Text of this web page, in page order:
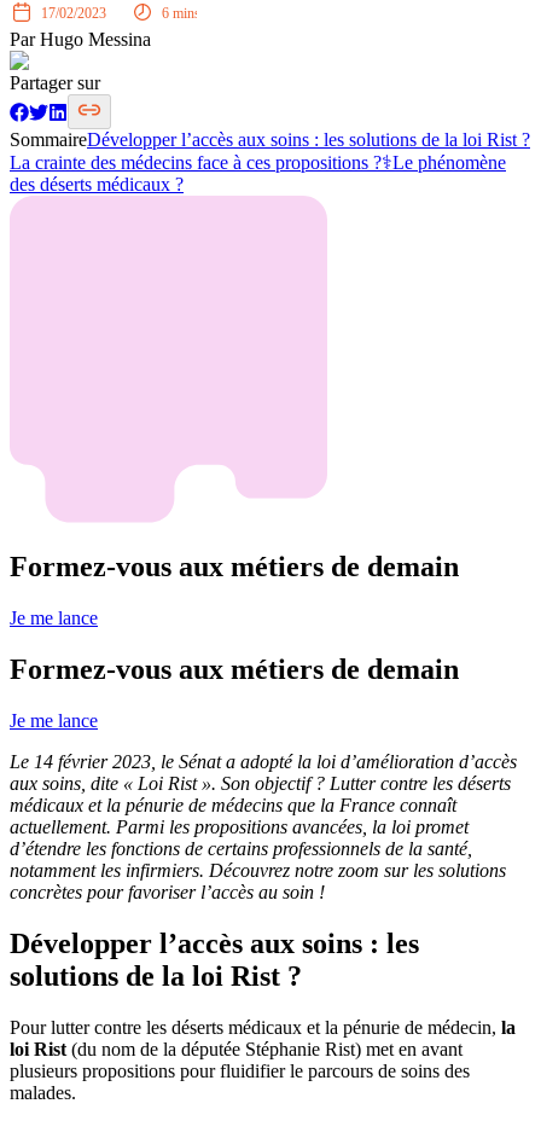
17/02/2023 6 mins
ParHugo Messina
Partager sur
SommaireDévelopper l’accès aux soins : les solutions de la loi Rist ?
La crainte des médecins face à ces propositions ?‍⚕️Le phénomène
des déserts médicaux ?️
Formez-vous aux métiers de demain
Je me lance
Formez-vous aux métiers de demain
Je me lance
Le 14 février 2023, le Sénat a adopté la loi d’amélioration d’accès
aux soins, dite « Loi Rist ». Son objectif ? Lutter contre les déserts
médicaux et la pénurie de médecins que la France connaît
actuellement. Parmi les propositions avancées, la loi promet
d’étendre les fonctions de certains professionnels de la santé,
notamment les infirmiers. Découvrez notre zoom sur les solutions
concrètes pour favoriser l’accès au soin !
Développer l’accès aux soins : les
solutions de la loi Rist ?
Pour lutter contre les déserts médicaux et la pénurie de médecin, la
loi Rist (du nom de la députée Stéphanie Rist) met en avant
plusieurs propositions pour fluidifier le parcours de soins des
malades.